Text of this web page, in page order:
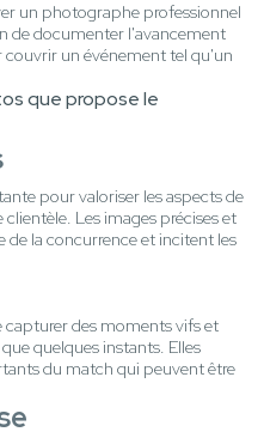
un photographe professionnel
de documenter l'avancement
un événement tel qu'un
que propose le
pour valoriser les aspects de
Les images précises et
la concurrence et incitent les
des moments vifs et
quelques instants. Elles
du match qui peuvent être